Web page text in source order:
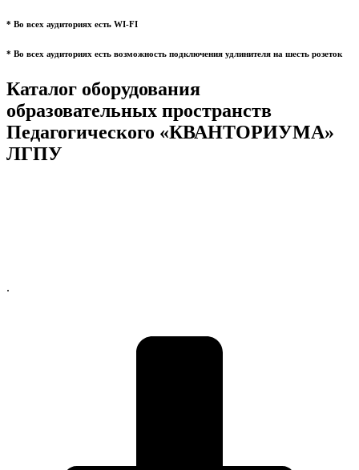
* Во всех аудиториях есть WI-FI
* Во всех аудиториях есть возможность подключения удлинителя на шесть розеток
Каталог оборудования
образовательных пространств
Педагогического «КВАНТОРИУМА»
ЛГПУ
.